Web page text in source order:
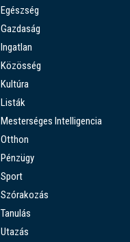
Egészség
Gazdaság
Ingatlan
Közösség
Kultúra
Listák
Mesterséges Intelligencia
Otthon
Pénzügy
Sport
Szórakozás
Tanulás
Utazás